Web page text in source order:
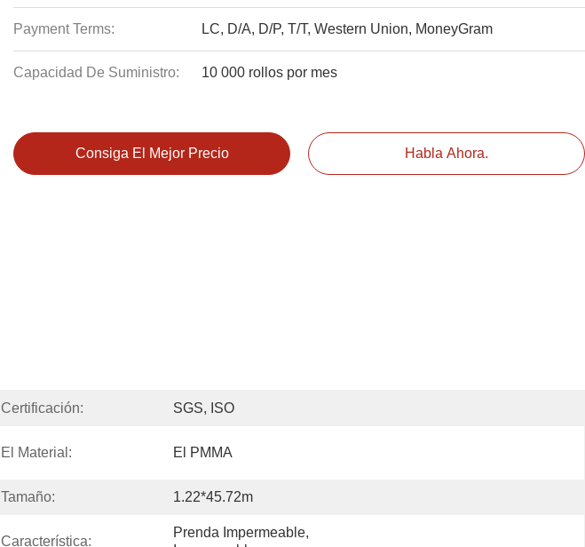
Payment Terms: LC, D/A, D/P, T/T, Western Union, MoneyGram
Capacidad De Suministro: 10 000 rollos por mes
Consiga El Mejor Precio Habla Ahora.
Certificación: SGS, ISO
El Material: El PMMA
Tamaño: 1.22*45.72m
Característica:
Prenda Impermeable,